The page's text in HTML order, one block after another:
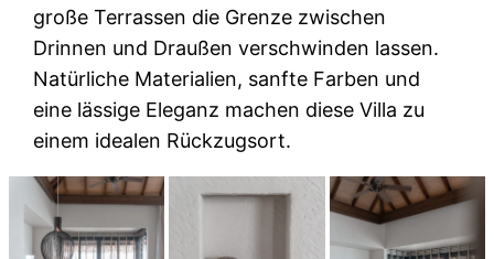
große Terrassen die Grenze zwischen
Drinnen und Draußen verschwinden lassen.
Natürliche Materialien, sanfte Farben und
eine lässige Eleganz machen diese Villa zu
einem idealen Rückzugsort.